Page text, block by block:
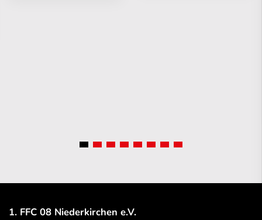
1. FFC 08 Niederkirchen e.V.